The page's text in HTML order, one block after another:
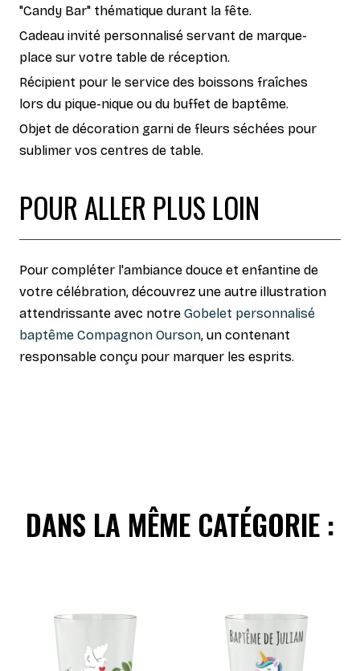
"Candy Bar" thématique durant la fête.
Cadeau invité personnalisé servant de marque-
place sur votre table de réception.
Récipient pour le service des boissons fraîches
lors du pique-nique ou du buffet de baptême.
Objet de décoration garni de fleurs séchées pour
sublimer vos centres de table.
POUR ALLER PLUS LOIN
Pour compléter l'ambiance douce et enfantine de
votre célébration, découvrez une autre illustration
attendrissante avec notre Gobelet personnalisé
baptême Compagnon Ourson, un contenant
responsable conçu pour marquer les esprits.
DANS LA MÊME CATÉGORIE :